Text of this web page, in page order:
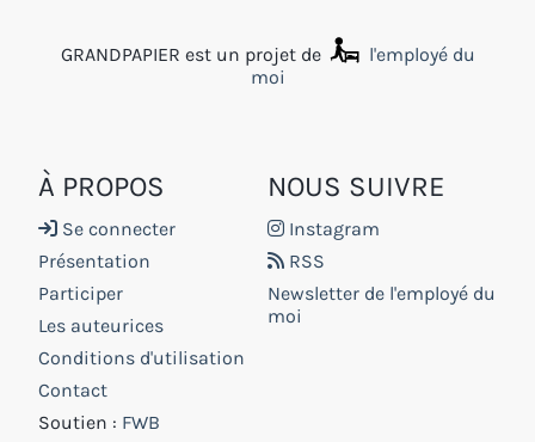
GRANDPAPIER est un projet de
l'employé du
moi
À PROPOS
Se connecter
Présentation
Participer
Les auteurices
Conditions d'utilisation
Contact
Soutien : FWB
NOUS SUIVRE
Instagram
RSS
Newsletter de l'employé du
moi